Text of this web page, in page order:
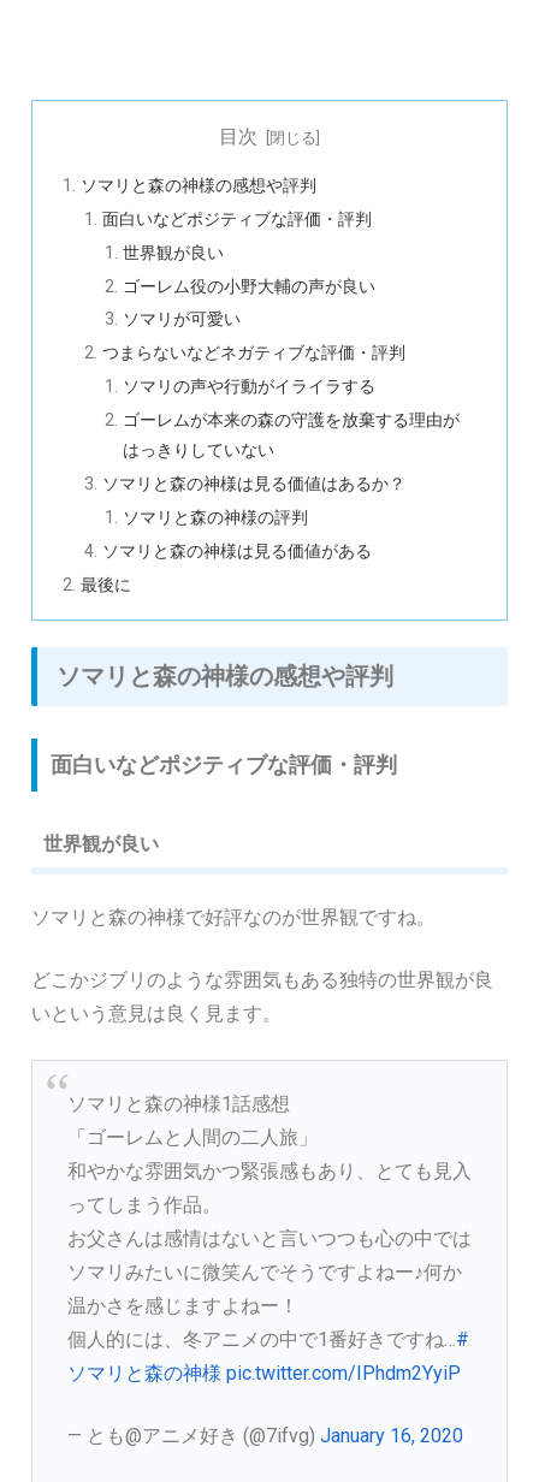
目次
ソマリと森の神様の感想や評判
面白いなどポジティブな評価・評判
世界観が良い
ゴーレム役の小野大輔の声が良い
ソマリが可愛い
つまらないなどネガティブな評価・評判
ソマリの声や行動がイライラする
ゴーレムが本来の森の守護を放棄する理由が
はっきりしていない
ソマリと森の神様は見る価値はあるか？
ソマリと森の神様の評判
ソマリと森の神様は見る価値がある
最後に
ソマリと森の神様の感想や評判
面白いなどポジティブな評価・評判
世界観が良い
ソマリと森の神様で好評なのが世界観ですね。
どこかジブリのような雰囲気もある独特の世界観が良
いという意見は良く見ます。
ソマリと森の神様1話感想
「ゴーレムと人間の二人旅」
和やかな雰囲気かつ緊張感もあり、とても見入
ってしまう作品。
お父さんは感情はないと言いつつも心の中では
ソマリみたいに微笑んでそうですよねー♪何か
温かさを感じますよねー！
個人的には、冬アニメの中で1番好きですね…#
ソマリと森の神様 pic.twitter.com/IPhdm2YyiP
— とも@アニメ好き (@7ifvg) January 16, 2020